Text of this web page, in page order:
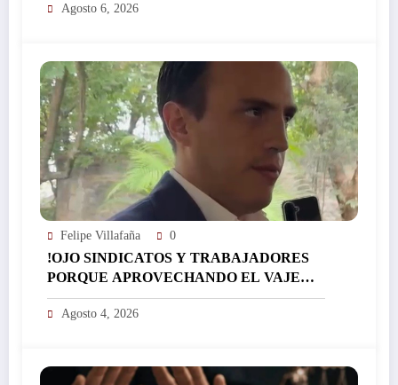
GRANJAS EN LA CAPITAL
Agosto 6, 2026
Felipe Villafaña 0
!OJO SINDICATOS Y TRABAJADORES
PORQUE APROVECHANDO EL VAJE
LES APRUEBAN TAMBIÉN. EL TAN
RECHAZADO INSTITUTO DE
EL CONGRESO DEMORELOS A
Agosto 4, 2026